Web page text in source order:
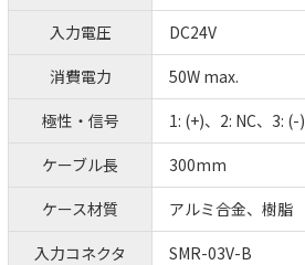
入力電圧
DC24V
消費電力
50W max.
極性・信号
1: (+)、2: NC、3: (-)
ケーブル長
300mm
ケース材質
アルミ合金、樹脂
入力コネクタ
SMR-03V-B